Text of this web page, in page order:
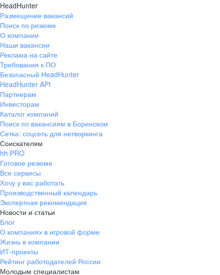
HeadHunter
Размещение вакансий
Поиск по резюме
О компании
Наши вакансии
Реклама на сайте
Требования к ПО
Безопасный HeadHunter
HeadHunter API
Партнерам
Инвесторам
Каталог компаний
Поиск по вакансиям в Боринском
Сетка: соцсеть для нетворкинга
Соискателям
hh PRO
Готовое резюме
Все сервисы
Хочу у вас работать
Производственный календарь
Экспертная рекомендация
Новости и статьи
Блог
О компаниях в игровой форме
Жизнь в компании
ИТ-проекты
Рейтинг работодателей России
Молодым специалистам